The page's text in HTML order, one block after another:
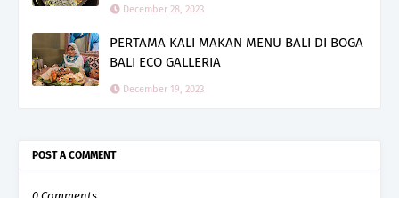
December 28, 2023
PERTAMA KALI MAKAN MENU BALI DI BOGA
BALI ECO GALLERIA
December 19, 2023
POST A COMMENT